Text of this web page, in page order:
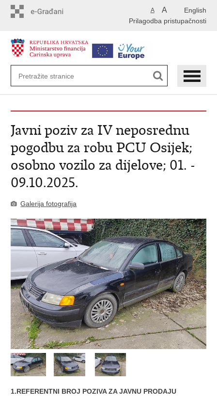
English
A A
Prilagodba pristupačnosti
Javni poziv za IV neposrednu
pogodbu za robu PCU Osijek;
osobno vozilo za dijelove; 01. -
09.10.2025.
Galerija fotografija
1.REFERENTNI BROJ POZIVA ZA JAVNU PRODAJU